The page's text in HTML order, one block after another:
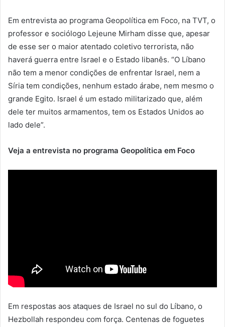
Em entrevista ao programa Geopolítica em Foco, na TVT, o
professor e sociólogo Lejeune Mirham disse que, apesar
de esse ser o maior atentado coletivo terrorista, não
haverá guerra entre Israel e o Estado libanês. “O Líbano
não tem a menor condições de enfrentar Israel, nem a
Síria tem condições, nenhum estado árabe, nem mesmo o
grande Egito. Israel é um estado militarizado que, além
dele ter muitos armamentos, tem os Estados Unidos ao
lado dele”.
Veja a entrevista no programa Geopolítica em Foco
Em respostas aos ataques de Israel no sul do Líbano, o
Hezbollah respondeu com força. Centenas de foguetes